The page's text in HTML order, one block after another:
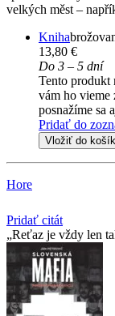
velkých měst –
Kniha
13,80 €
Do 3 – 5 dní
Tento produkt
vám ho vieme
posnažíme sa
Pridať do
Vložiť do
Hore
Pridať citát
Reťaz je vždy len